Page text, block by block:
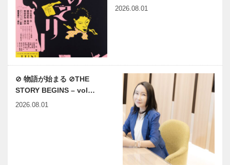
2026.08.01
⊘ 物語が始まる ⊘THE
STORY BEGINS – vol…
2026.08.01